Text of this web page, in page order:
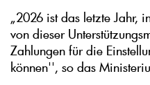
„2026 ist das letzte Jahr,
von dieser
Zahlungen für die
können'', so das